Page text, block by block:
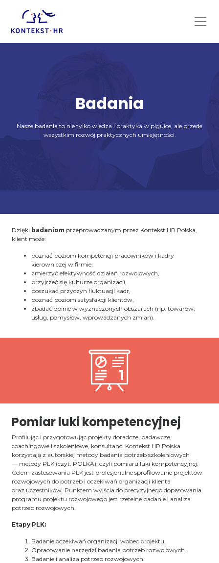
content
Badania
Nasze badania to nie tylko wiedza i praktyka w pigułce, ale przede
wszystkim rozwój praktycznych umiejętności.
Dzięki badaniom przeprowadzanym przez Kontekst HR Polska,
klient może:
poznać poziom kompetencji pracowników i kadry
kierowniczej w firmie,
zmierzyć efektywność działań rozwojowych,
przyjrzeć się kulturze organizacji,
poszukać przyczyn fluktuacji kadr,
poznać poziom satysfakcji klientów,
zbadać opinie w wyznaczonych obszarach (np. towarów,
usług, pomysłów, wprowadzanych zmian).
Pomiar luki kompetencyjnej
Profilując i przygotowując projekty doradcze, badawcze,
coachingowe i szkoleniowe, konsultanci Kontekst HR Polska
korzystają z autorskiej metody badania potrzeb szkoleniowych
— metody PLK (czyt. POLKA), czyli pomiaru luki kompetencyjnej.
Celem zastosowania PLK jest profesjonalne sprofilowanie projektów
rozwojowych do potrzeb i oczekiwań organizacji klienta
oraz uczestników. Punktem wyjścia do precyzyjnego dopasowania
programu projektu rozwojowego jest rzetelne badanie i analiza
potrzeb rozwojowych.
Etapy PLK:
Badanie oczekiwań organizacji wobec projektu.
Opracowanie narzędzi badania potrzeb rozwojowych.
Badanie i analiza potrzeb rozwojowych.